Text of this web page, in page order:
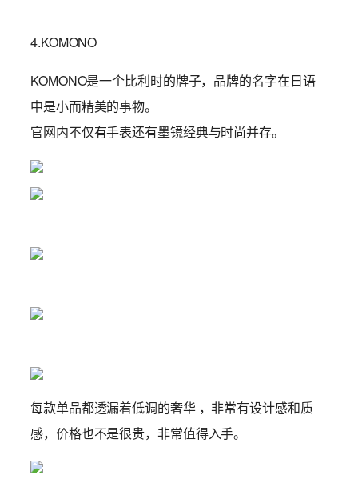
4.KOMONO
KOMONO是一个比利时的牌子，品牌的名字在日语
中是小而精美的事物。
官网内不仅有手表还有墨镜经典与时尚并存。
每款单品都透漏着低调的奢华 ，非常有设计感和质
感，价格也不是很贵，非常值得入手。